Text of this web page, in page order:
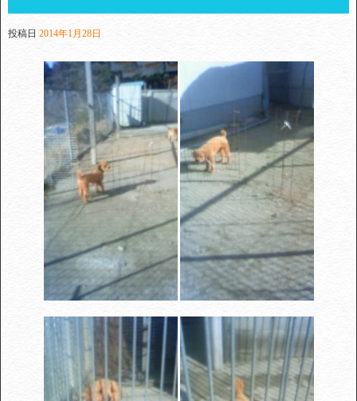
投稿日 2014年1月28日